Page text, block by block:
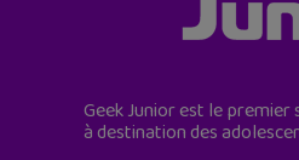
Geek Junior est le
à destination des